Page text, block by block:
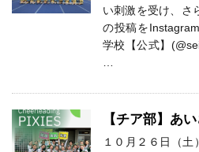
い刺激を受け、さ
の投稿を
学校【公式】
【チア部】あ
１０月２６日（土